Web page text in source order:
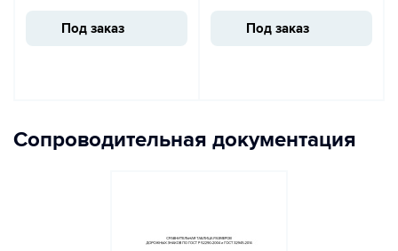
Под заказ Под заказ
Сопроводительная документация